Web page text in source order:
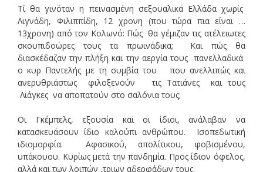
Τί θα γινόταν η πεινασμένη σεξουαλικά Ελλάδα χωρίς
Λιγνάδη, Φιλιππίδη, 12 χρονη (που τώρα πια είναι …
13χρονη) από τον Κολωνό: Πώς θα γέμιζαν τις ατέλειωτες
σκουπιδοώρες τους τα πρωινάδικα; Και πώς θα
διασκέδαζαν την πλήξη και την αεργία τους πανελλαδικά
ο κυρ Παντελής με τη συμβία του που ανελλιπώς και
ανερυθριάστως φιλοξενούν τις Τατιάνες και τους
Λιάγκες να αποπατούν στο σαλόνια τους;
Οι Γκέμπελς, εξουσία και οι ίδιοι, ανάλαβαν να
κατασκευάσουν ίδιο καλούπι ανθρώπου. Ισοπεδωτική
ιδιομορφία. Αφασικού, απολίτικου, φοβισμένου,
υπάκουου. Κυρίως μετά την πανδημία. Προς ίδιον όφελος,
αλλά και των λοιπών ,τριων αδερφάδων τους.